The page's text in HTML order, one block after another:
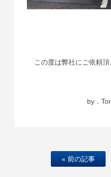
この度は弊社にご依頼
by．
« 前の記事